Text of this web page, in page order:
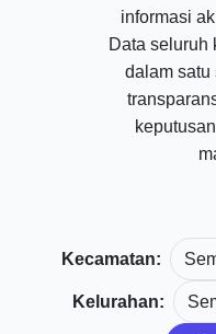
informasi
Data seluruh
dalam satu
Kecamatan:
Kelurahan: